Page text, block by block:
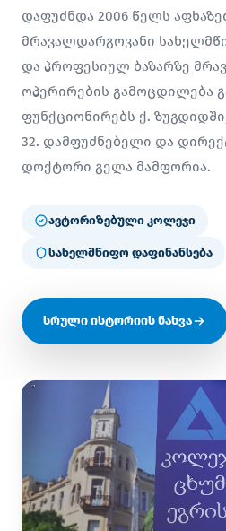
დაფუძნდა 2006 წელს
მრავალდარგოვანი
და პროფესიულ ბაზარზე
ოპერირების გამოცდილება
ფუნქციონირებს ქ.
32. დამფუძნებელი და
დოქტორი გელა მამფორია.
ავტორიზებული კოლეჯი
სახელმწიფო დაფინანსება
სრული ისტორიის ნახვა